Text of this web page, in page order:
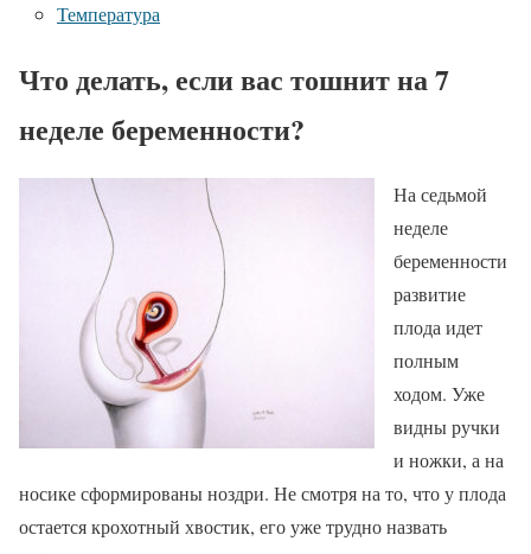
Температура
Что делать, если вас тошнит на 7
неделе беременности?
На седьмой
неделе
беременности
развитие
плода идет
полным
ходом. Уже
видны ручки
и ножки, а на
носике сформированы ноздри. Не смотря на то, что у плода
остается крохотный хвостик, его уже трудно назвать